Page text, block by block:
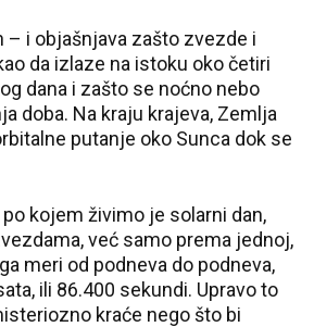
– i objašnjava zašto zvezde i
da izlaze na istoku oko četiri
dana i zašto se noćno nebo
doba. Na kraju krajeva, Zemlja
putanje oko Sunca dok se
kojem živimo je solarni dan,
već samo prema jednoj,
meri od podneva do podneva,
ili 86.400 sekundi. Upravo to
kraće nego što bi